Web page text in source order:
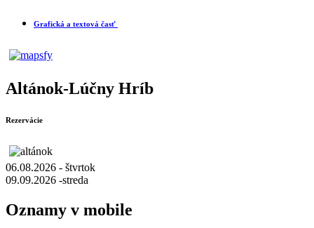
Grafická a textová časť
Altánok-Lúčny Hríb
Rezervácie
06.08.2026 - štvrtok
09.09.2026 -streda
Oznamy v mobile